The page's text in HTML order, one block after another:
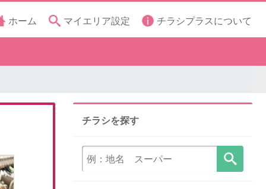
ホーム マイエリア設定 チラシプラスについて
チラシを探す